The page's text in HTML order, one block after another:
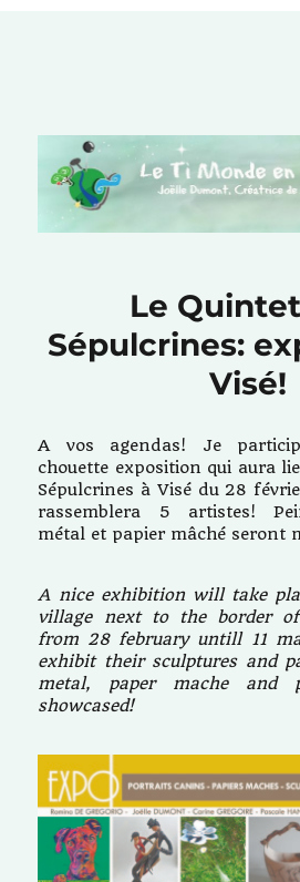
Le
Sépulcrines:
Visé!
A vos agendas! Je
chouette exposition qui aura
Sépulcrines à Visé du 28
rassemblera 5 artistes!
métal et papier mâché seront
A nice exhibition will take
village next to the border
from 28 february untill 11
exhibit their sculptures and
metal, paper mache and
showcased!